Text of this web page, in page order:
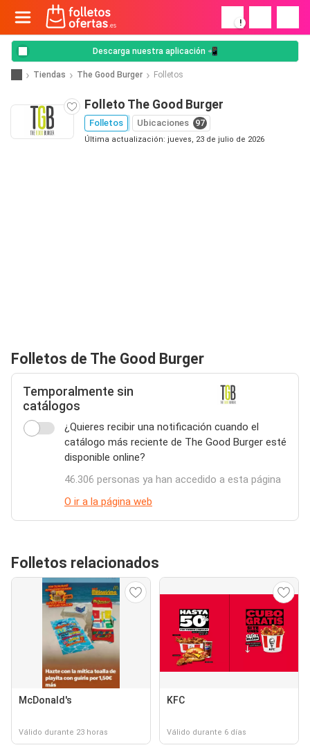
!
Descarga nuestra aplicación 📲
Tiendas The Good Burger Folletos
Folleto The Good Burger
Folletos Ubicaciones 97
Última actualización: jueves, 23 de julio de 2026
Folletos de The Good Burger
Temporalmente sin
catálogos
¿Quieres recibir una notificación cuando el
catálogo más reciente de The Good Burger esté
disponible online?
46.306 personas ya han accedido a esta página
O ir a la página web
Folletos relacionados
McDonald's
Válido durante 23 horas
KFC
Válido durante 6 días